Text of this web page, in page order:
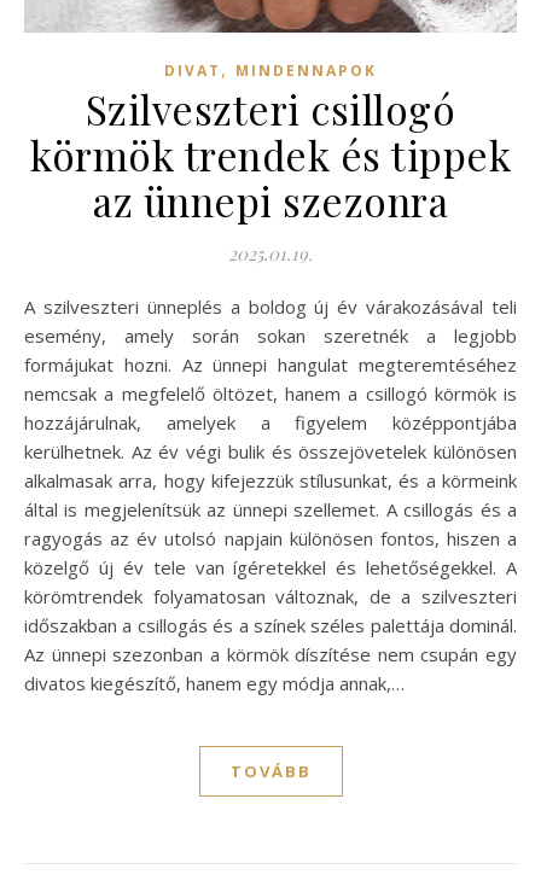
DIVAT , MINDENNAPOK
Szilveszteri csillogó
körmök trendek és tippek
az ünnepi szezonra
2025.01.19.
A szilveszteri ünneplés a boldog új év várakozásával teli
esemény, amely során sokan szeretnék a legjobb
formájukat hozni. Az ünnepi hangulat megteremtéséhez
nemcsak a megfelelő öltözet, hanem a csillogó körmök is
hozzájárulnak, amelyek a figyelem középpontjába
kerülhetnek. Az év végi bulik és összejövetelek különösen
alkalmasak arra, hogy kifejezzük stílusunkat, és a körmeink
által is megjelenítsük az ünnepi szellemet. A csillogás és a
ragyogás az év utolsó napjain különösen fontos, hiszen a
közelgő új év tele van ígéretekkel és lehetőségekkel. A
körömtrendek folyamatosan változnak, de a szilveszteri
időszakban a csillogás és a színek széles palettája dominál.
Az ünnepi szezonban a körmök díszítése nem csupán egy
divatos kiegészítő, hanem egy módja annak,…
TOVÁBB